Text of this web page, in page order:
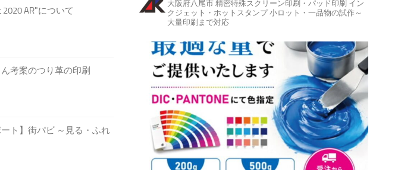
AR"について
考案のつり革の印刷
ート】街パビ ～見る・ふれ
大阪府八尾市精密特殊スクリーン印刷・パッド印刷 イン
クジェット・ホットスタンプ小ロット・一品物の試作～
大量印刷まで対応